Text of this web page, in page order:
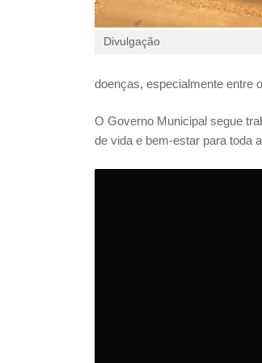
Divulgação
doenças, especialmente entre
O Governo Municipal segue
de vida e bem-estar para toda